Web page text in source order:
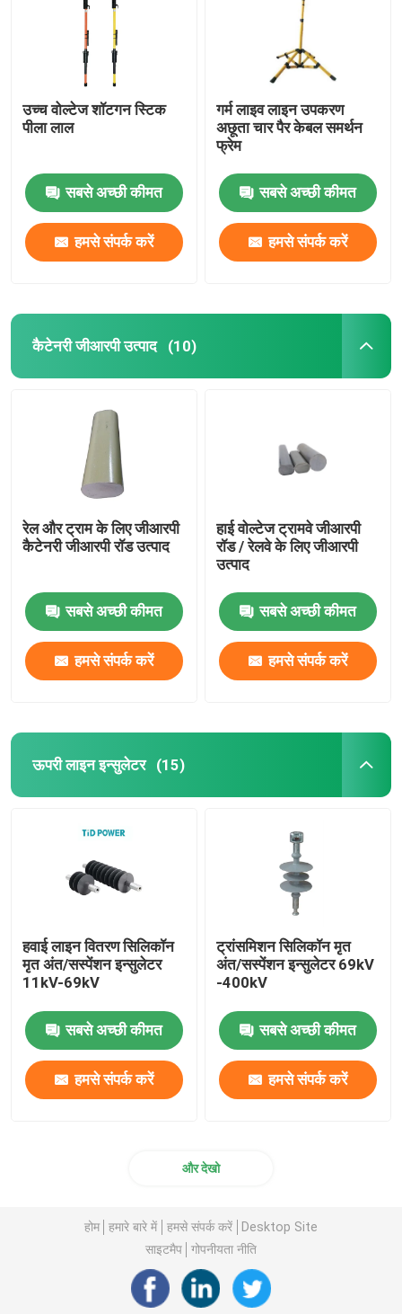
उच्च वोल्टेज शॉटगन स्टिक
पीला लाल
सबसे अच्छी कीमत
हमसे संपर्क करें
गर्म लाइव लाइन उपकरण
अछूता चार पैर केबल समर्थन
फ्रेम
सबसे अच्छी कीमत
हमसे संपर्क करें
कैटेनरी जीआरपी उत्पाद (10)
रेल और ट्राम के लिए जीआरपी
कैटेनरी जीआरपी रॉड उत्पाद
सबसे अच्छी कीमत
हमसे संपर्क करें
हाई वोल्टेज ट्रामवे जीआरपी
रॉड / रेलवे के लिए जीआरपी
उत्पाद
सबसे अच्छी कीमत
हमसे संपर्क करें
ऊपरी लाइन इन्सुलेटर (15)
हवाई लाइन वितरण सिलिकॉन
मृत अंत/सस्पेंशन इन्सुलेटर
11kV-69kV
सबसे अच्छी कीमत
हमसे संपर्क करें
ट्रांसमिशन सिलिकॉन मृत
अंत/सस्पेंशन इन्सुलेटर 69kV
-400kV
सबसे अच्छी कीमत
हमसे संपर्क करें
और देखो
होम हमारे बारे में हमसे संपर्क करें
Desktop Site
साइटमैप
गोपनीयता नीति